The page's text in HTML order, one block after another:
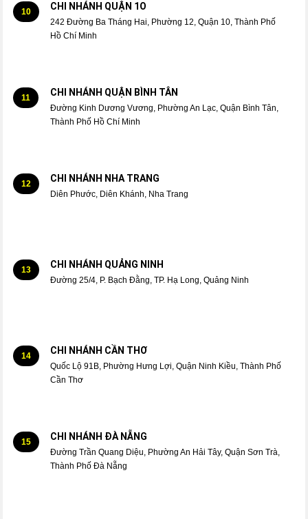
10 CHI NHÁNH QUẬN 1O
242 Đường Ba Tháng Hai, Phường 12, Quận 10, Thành Phố
Hồ Chí Minh
11 CHI NHÁNH QUẬN BÌNH TÂN
Đường Kinh Dương Vương, Phường An Lạc, Quận Bình Tân,
Thành Phố Hồ Chí Minh
12 CHI NHÁNH NHA TRANG
Diên Phước, Diên Khánh, Nha Trang
13 CHI NHÁNH QUẢNG NINH
Đường 25/4, P. Bạch Đằng, TP. Hạ Long, Quảng Ninh
14 CHI NHÁNH CẦN THƠ
Quốc Lộ 91B, Phường Hưng Lợi, Quận Ninh Kiều, Thành Phố
Cần Thơ
15 CHI NHÁNH ĐÀ NẴNG
Đường Trần Quang Diệu, Phường An Hải Tây, Quận Sơn Trà,
Thành Phố Đà Nẵng